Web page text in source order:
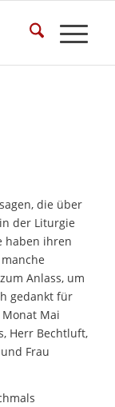
die über
der Liturgie
haben ihren
Anlass, um
gedankt für
Mai
Herr Bechtluft,
Frau